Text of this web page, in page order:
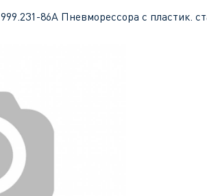
999.231-86A Пневморессора с пластик.